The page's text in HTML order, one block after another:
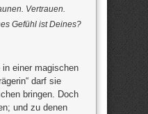
Vertrauen.
Gefühl ist Deines?
in einer magischen
darf sie
bringen. Doch
und zu denen